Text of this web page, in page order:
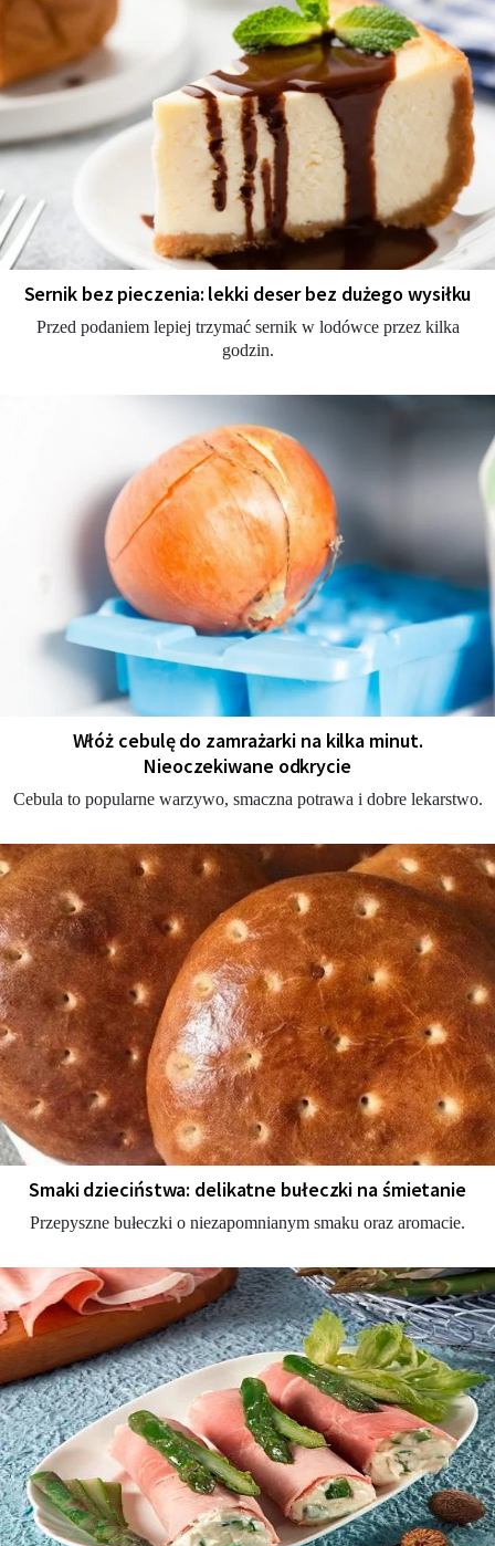
Sernik bez pieczenia: lekki deser bez dużego wysiłku
Przed podaniem lepiej trzymać sernik w lodówce przez kilka
godzin.
Włóż cebulę do zamrażarki na kilka minut.
Nieoczekiwane odkrycie
Cebula to popularne warzywo, smaczna potrawa i dobre lekarstwo.
Smaki dzieciństwa: delikatne bułeczki na śmietanie
Przepyszne bułeczki o niezapomnianym smaku oraz aromacie.